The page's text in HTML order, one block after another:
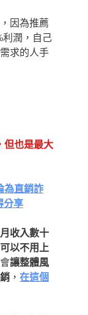
因為推薦
利潤，自己
求的人手
但也是最大
為直銷詐
分享
收入數十
以不用上
讓整體風
， 在這個